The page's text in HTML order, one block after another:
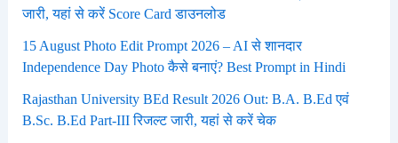
जारी, यहां से करें Score Card डाउनलोड
15 August Photo Edit Prompt 2026 – AI से शानदार
Independence Day Photo कैसे बनाएं? Best Prompt in Hindi
Rajasthan University BEd Result 2026 Out: B.A. B.Ed एवं
B.Sc. B.Ed Part-III रिजल्ट जारी, यहां से करें चेक